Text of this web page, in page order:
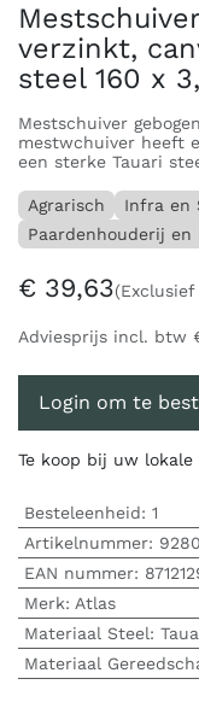
verzinkt,
steel 160 x
Mestschuiver
mestwchuiver heeft
een sterke Tauari
Agrarisch
Infra en
Paardenhouderij
€ 39,63
Adviesprijs incl. btw
Login om te
Te koop bij uw
Besteleenheid: 1
Artikelnummer:
EAN nummer:
Merk: Atlas
Materiaal Steel:
Materiaal